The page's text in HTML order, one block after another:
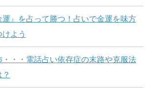
運』を占って勝つ！占いで金運を味方
けよう
・・・電話占い依存症の末路や克服法
？